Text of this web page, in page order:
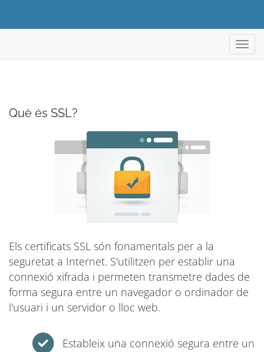
Què és SSL?
Els certificats SSL són fonamentals per a la
seguretat a Internet. S'utilitzen per establir una
connexió xifrada i permeten transmetre dades de
forma segura entre un navegador o ordinador de
l'usuari i un servidor o lloc web.
Estableix una connexió segura entre un